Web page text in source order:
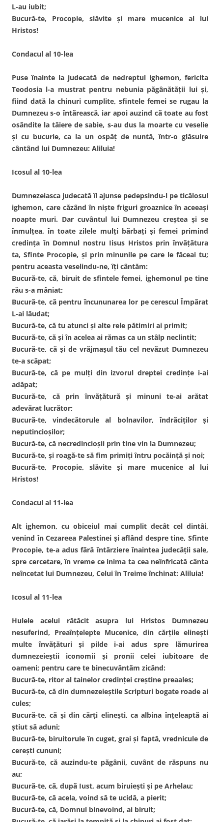
L-au iubit;
Bucură-te, Procopie, slăvite şi mare mucenice al lui
Hristos!
Condacul al 10-lea
Puse înainte la judecată de nedreptul ighemon, fericita
Teodosia l-a mustrat pentru nebunia păgânătăţii lui şi,
fiind dată la chinuri cumplite, sfintele femei se rugau la
Dumnezeu s-o întărească, iar apoi auzind că toate au fost
osândite la tăiere de sabie, s-au dus la moarte cu veselie
şi cu bucurie, ca la un ospăţ de nuntă, într-o glăsuire
cântând lui Dumnezeu: Aliluia!
Icosul al 10-lea
Dumnezeiasca judecată îl ajunse pedepsindu-l pe ticălosul
ighemon, care căzând în nişte friguri groaznice în aceeaşi
noapte muri. Dar cuvântul lui Dumnezeu creştea şi se
înmulţea, în toate zilele mulţi bărbaţi şi femei primind
credinţa în Domnul nostru Iisus Hristos prin învăţătura
ta, Sfinte Procopie, şi prin minunile pe care le făceai tu;
pentru aceasta veselindu-ne, îţi cântăm:
Bucură-te, că, biruit de sfintele femei, ighemonul pe tine
rău s-a mâniat;
Bucură-te, că pentru încununarea lor pe cerescul Împărat
L-ai lăudat;
Bucură-te, că tu atunci şi alte rele pătimiri ai primit;
Bucură-te, că şi în acelea ai rămas ca un stâlp neclintit;
Bucură-te, că şi de vrăjmaşul tău cel nevăzut Dumnezeu
te-a scăpat;
Bucură-te, că pe mulţi din izvorul dreptei credinţe i-ai
adăpat;
Bucură-te, că prin învăţătură şi minuni te-ai arătat
adevărat lucrător;
Bucură-te, vindecătorule al bolnavilor, îndrăciţilor şi
neputincioşilor;
Bucură-te, că necredincioşii prin tine vin la Dumnezeu;
Bucură-te, şi roagă-te să fim primiţi întru pocăinţă şi noi;
Bucură-te, Procopie, slăvite şi mare mucenice al lui
Hristos!
Condacul al 11-lea
Alt ighemon, cu obiceiul mai cumplit decât cel dintâi,
venind în Cezareea Palestinei şi aflând despre tine, Sfinte
Procopie, te-a adus fără întârziere înaintea judecăţii sale,
spre cercetare, în vreme ce inima ta cea neînfricată cânta
neîncetat lui Dumnezeu, Celui în Treime închinat: Aliluia!
Icosul al 11-lea
Hulele acelui rătăcit asupra lui Hristos Dumnezeu
nesuferind, Preaînţelepte Mucenice, din cărţile elineşti
multe învăţături şi pilde i-ai adus spre lămurirea
dumnezeieştii iconomii şi pronii celei iubitoare de
oameni; pentru care te binecuvântăm zicând:
Bucură-te, ritor al tainelor credinţei creştine preaales;
Bucură-te, că din dumnezeieştile Scripturi bogate roade ai
cules;
Bucură-te, că şi din cărţi elineşti, ca albina înţeleaptă ai
ştiut să aduni;
Bucură-te, biruitorule în cuget, grai şi faptă, vrednicule de
cereşti cununi;
Bucură-te, că auzindu-te păgânii, cuvânt de răspuns nu
au;
Bucură-te, că, după Iust, acum biruieşti şi pe Arhelau;
Bucură-te, că acela, voind să te ucidă, a pierit;
Bucură-te, că, Domnul binevoind, ai biruit;